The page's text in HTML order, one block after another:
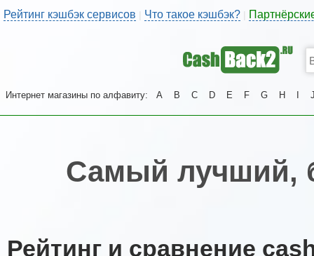
Рейтинг кэшбэк сервисов | Что такое кэшбэк?
Интернет магазины по алфавиту: A B C D E F G H
Самый лучший,
Рейтинг и сравнение